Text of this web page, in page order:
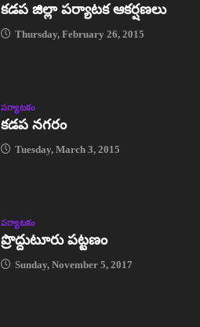
కడప జిల్లా పర్యాటక ఆకర్షణలు
Thursday, February 26, 2015
పర్యాటకం
కడప నగరం
Tuesday, March 3, 2015
పర్యాటకం
ప్రొద్దుటూరు పట్టణం
Sunday, November 5, 2017